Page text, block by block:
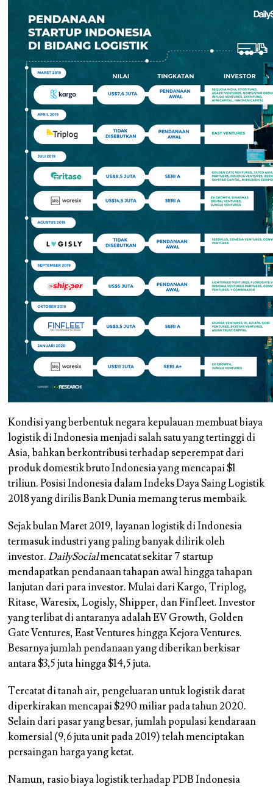
Kondisi yang berbentuk negara kepulauan membuat biaya
logistik di Indonesia menjadi salah satu yang tertinggi di
Asia, bahkan berkontribusi terhadap seperempat dari
produk domestik bruto Indonesia yang mencapai $1
triliun. Posisi Indonesia dalam Indeks Daya Saing Logistik
2018 yang dirilis Bank Dunia memang terus membaik.
Sejak bulan Maret 2019, layanan logistik di Indonesia
termasuk industri yang paling banyak dilirik oleh
investor.DailySocialmencatat sekitar 7 startup
mendapatkan pendanaan tahapan awal hingga tahapan
lanjutan dari para investor. Mulai dari Kargo, Triplog,
Ritase, Waresix, Logisly, Shipper, dan Finfleet. Investor
yang terlibat di antaranya adalah EV Growth, Golden
Gate Ventures, East Ventures hingga Kejora Ventures.
Besarnya jumlah pendanaan yang diberikan berkisar
antara $3,5 juta hingga $14,5 juta.
Tercatat di tanah air, pengeluaran untuk logistik darat
diperkirakan mencapai $290 miliar pada tahun 2020.
Selain dari pasar yang besar, jumlah populasi kendaraan
komersial (9,6 juta unit pada 2019) telah menciptakan
persaingan harga yang ketat.
Namun, rasio biaya logistik terhadap PDB Indonesia